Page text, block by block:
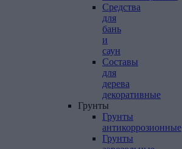
Средства
для
бань
и
саун
Составы
для
дерева
декоративные
Грунты
Грунты
антикоррозионные
Грунты